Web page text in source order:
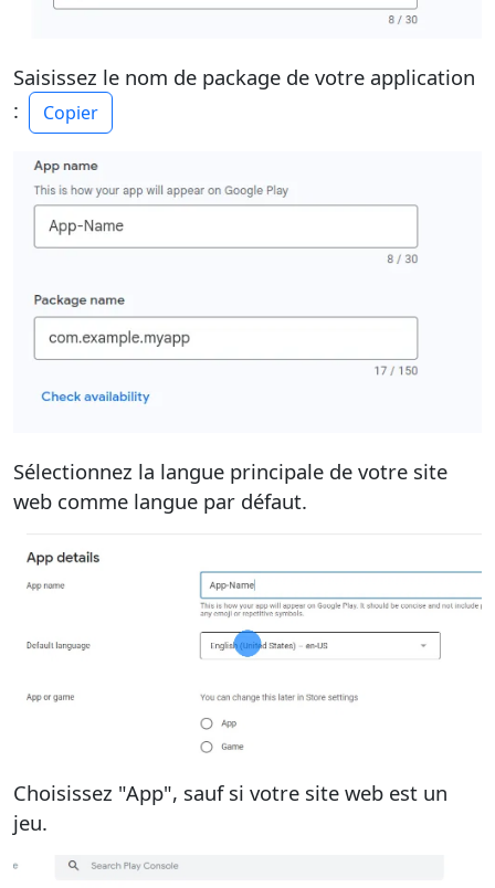
Saisissez le nom de package de votre application
:
Copier
Sélectionnez la langue principale de votre site
web comme langue par défaut.
Choisissez "App", sauf si votre site web est un
jeu.